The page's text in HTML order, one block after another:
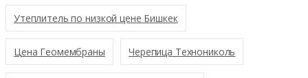
Утеплитель по низкой цене Бишкек
Цена Геомембраны Черепица Технониколь